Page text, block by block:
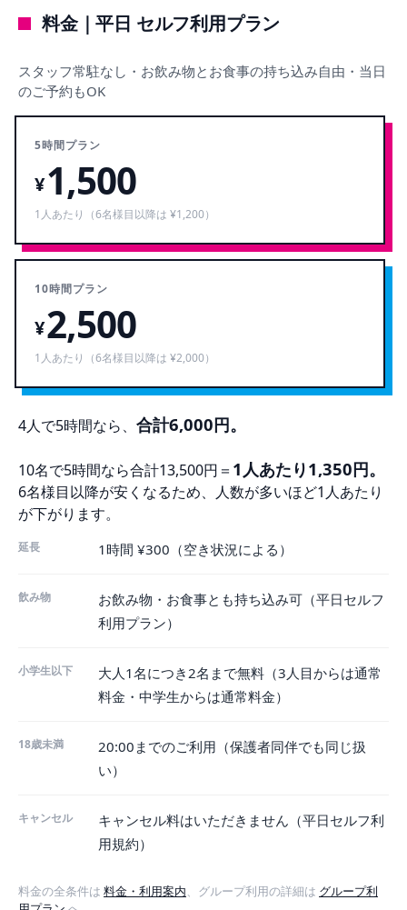
料金｜平日 セルフ利用プラン
スタッフ常駐なし・お飲み物とお食事の持ち込み自由・当日
のご予約もOK
5時間プラン
¥1,500
1人あたり（6名様目以降は ¥1,200）
10時間プラン
¥2,500
1人あたり（6名様目以降は ¥2,000）
4人で5時間なら、 合計6,000円。
10名で5時間なら合計13,500円＝ 1人あたり1,350円。
6名様目以降が安くなるため、人数が多いほど1人あたり
が下がります。
延長 1時間 ¥300（空き状況による）
飲み物
お飲み物・お食事とも持ち込み可（平日セルフ
利用プラン）
小学生以下
大人1名につき2名まで無料（3人目からは通常
料金・中学生からは通常料金）
18歳未満
20:00までのご利用（保護者同伴でも同じ扱
い）
キャンセル キャンセル料はいただきません（平日セルフ利
用規約）
料金の全条件は 料金・利用案内、グループ利用の詳細は グループ利